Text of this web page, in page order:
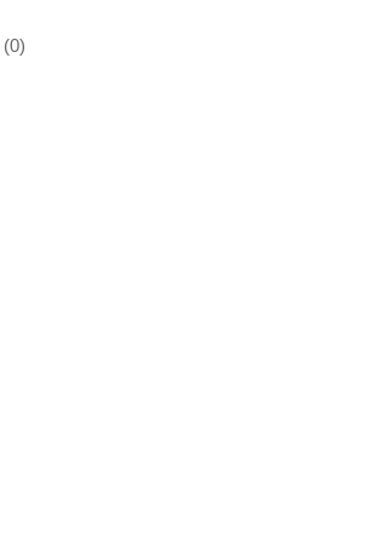
(0)